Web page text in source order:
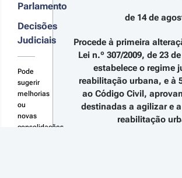
Parlamento
Decisões
Judiciais
Pode
sugerir
melhorias
ou
novas
consolidações
de 14 de
Procede à primeira
Lei n.º 307/2009, de 23
estabelece o regime
reabilitação urbana, e à
ao Código Civil,
destinadas a agilizar e
reabilitação